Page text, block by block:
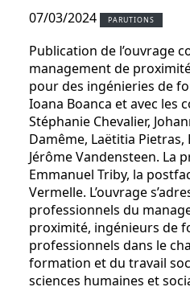
07/03/2024 PARUTIONS
Publication de l’ouvrage
management de
pour des ingénieries de
Ioana Boanca et avec les
Stéphanie Chevalier,
Damême, Laëtitia Pietras,
Jérôme Vandensteen. La
Emmanuel Triby, la
Vermelle. L’ouvrage
professionnels du
proximité, ingénieurs de
professionnels dans le
formation et du travail
sciences humaines et